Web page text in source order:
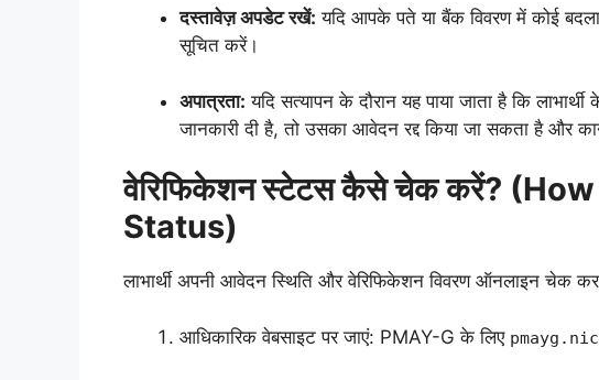
दस्तावेज़ अपडेट रखें: यदि आपके पते या बैंक विवरण में कोई
सूचित करें।
अपात्रता: यदि सत्यापन के दौरान यह पाया जाता है कि
जानकारी दी है, तो उसका आवेदन रद्द किया जा सकता है और
वेरिफिकेशन स्टेटस कैसे चेक करें?
Status)
लाभार्थी अपनी आवेदन स्थिति और वेरिफिकेशन विवरण ऑनलाइन चेक
आधिकारिक वेबसाइट पर जाएं: PMAY-G के लिए